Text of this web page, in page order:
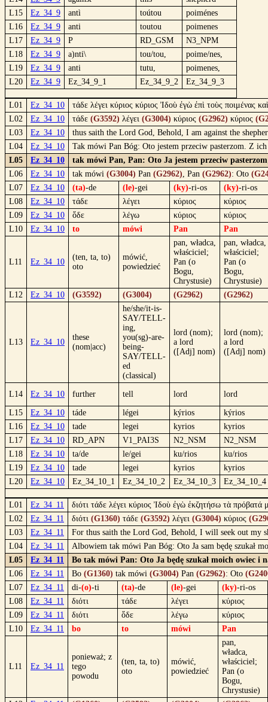
L15
Ez_34_9 antì toútou
poiménes
L16
Ez_34_9 anti toutou
poimenes
L17
Ez_34_9 P RD_GSM
N3_NPM
L18
Ez_34_9 a)nti\ tou/tou,
poime/nes,
L19
Ez_34_9 anti tutu,
poimenes,
L20
Ez_34_9 Ez_34_9_1 Ez_34_9_2 Ez_34_9_3
L01 Ez_34_10
τάδε λέγει κύριος κύριος Ἰδοὺ ἐγὼ ἐπὶ τοὺς ποιμένας
L02
Ez_34_10 τάδε (G3592) λέγει (G3004) κύριος (G2962) κύριος
L03
Ez_34_10
thus saith the Lord God, Behold, I am against the
L04
Ez_34_10
Tak mówi Pan Bóg: Oto jestem przeciw pasterzom. Z
L05
Ez_34_10
tak mówi Pan, Pan: Oto Ja jestem przeciw
L06
Ez_34_10 tak mówi (G3004) Pan (G2962), Pan (G2962): Oto
L07
Ez_34_10 (ta)-de (le)-gei (ky)-ri-os (ky)-ri-os
L08
Ez_34_10 τάδε λέγει κύριος
κύριος
L09
Ez_34_10 ὅδε λέγω κύριος
κύριος
L10
Ez_34_10 to mówi Pan Pan
L11 Ez_34_10
(ten, ta, to)
oto
mówić,
powiedzieć
pan, władca,
właściciel;
Pan (o
Bogu,
Chrystusie)
pan, władca,
właściciel;
Pan (o
Bogu,
Chrystusie)
L12
Ez_34_10 (G3592) (G3004) (G2962) (G2962)
L13 Ez_34_10
these
(nom|acc)
he/she/it-is-
SAY/TELL-
ing,
you(sg)-are-
being-
SAY/TELL-
ed
(classical)
lord (nom);
a lord
([Adj] nom)
lord (nom);
a lord
([Adj] nom)
L14 Ez_34_10 further tell lord lord
L15 Ez_34_10 táde légei kýrios
kýrios
L16
Ez_34_10 tade legei kyrios
kyrios
L17
Ez_34_10 RD_APN V1_PAI3S N2_NSM
N2_NSM
L18
Ez_34_10 ta/de le/gei ku/rios
ku/rios
L19
Ez_34_10 tade legei kyrios
kyrios
L20
Ez_34_10 Ez_34_10_1 Ez_34_10_2 Ez_34_10_3 Ez_34_10_4
L01 Ez_34_11
διότι τάδε λέγει κύριος Ἰδοὺ ἐγὼ ἐκζητήσω τὰ πρόβατά
L02
Ez_34_11 διότι (G1360) τάδε (G3592) λέγει (G3004) κύριος
L03
Ez_34_11
For thus saith the Lord God, Behold, I will seek out my
L04
Ez_34_11
Albowiem tak mówi Pan Bóg: Oto Ja sam będę szukał
L05
Ez_34_11
Bo tak mówi Pan: Oto Ja będę szukał moich owiec i
L06
Ez_34_11 Bo (G1360) tak mówi (G3004) Pan (G2962): Oto
L07
Ez_34_11 di-(o)-ti (ta)-de (le)-gei (ky)-ri-os
L08
Ez_34_11 διότι τάδε λέγει
κύριος
L09
Ez_34_11 διότι ὅδε λέγω
κύριος
L10
Ez_34_11 bo to mówi Pan
L11 Ez_34_11
ponieważ; z
tego
powodu
(ten, ta, to)
oto
mówić,
powiedzieć
pan,
władca,
właściciel;
Pan (o
Bogu,
Chrystusie)